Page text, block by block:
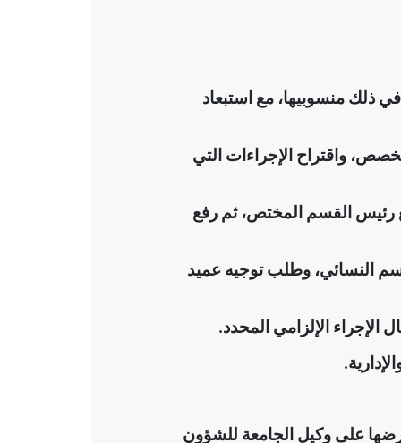
ذلك منسوبيها، مع استبعاد
واقتراح الإجراءات التي
رئيس القسم المختص، ثم رفع
النسائي، وطلب توجيه عميد
الإلزامي المحدد.
.
على وكيل الجامعة للشؤون